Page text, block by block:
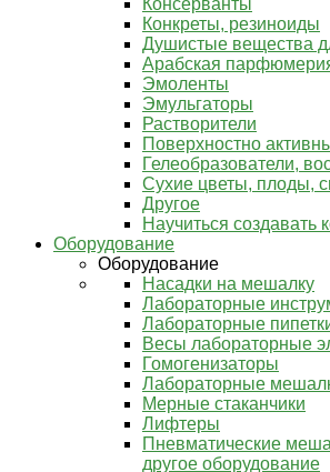
Консерванты
Конкреты, резиноиды
Душистые вещества
Арабская
Эмоленты
Эмульгаторы
Растворители
Поверхностно
Гелеобразователи,
Сухие цветы, плоды,
Другое
Научиться создавать
Оборудование
Оборудование
Насадки на мешалку
Лабораторные
Лабораторные
Весы лабораторные
Гомогенизаторы
Лабораторные
Мерные стаканчики
Лифтеры
Пневматические
другое оборудование